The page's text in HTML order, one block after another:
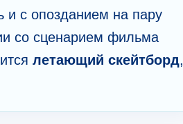
и с опозданием на пару
со сценарием фильма
летающий скейтборд,